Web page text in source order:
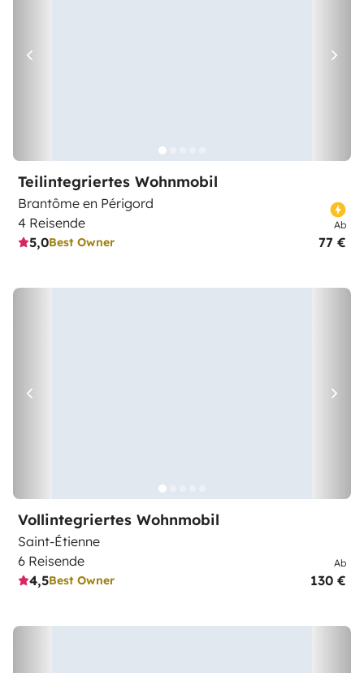
Teilintegriertes Wohnmobil
Brantôme en Périgord
4 Reisende
5,0Best Owner
Ab
77 €
Vollintegriertes Wohnmobil
Saint-Étienne
6 Reisende
4,5Best Owner
Ab
130 €